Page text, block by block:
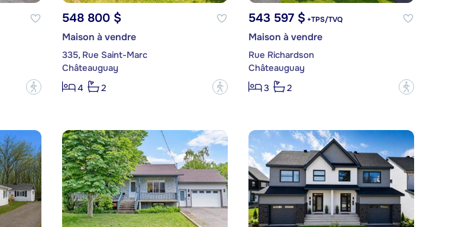
?
548 800 $
Maison à vendre
335, Rue Saint-Marc
Châteauguay
4
2 ?
543 597 $+TPS/TVQ
Maison à vendre
Rue Richardson
Châteauguay
3
2 ?